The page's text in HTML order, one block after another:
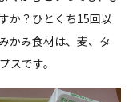
か？ひとくち15回以
かみ食材は、麦、タ
スです。